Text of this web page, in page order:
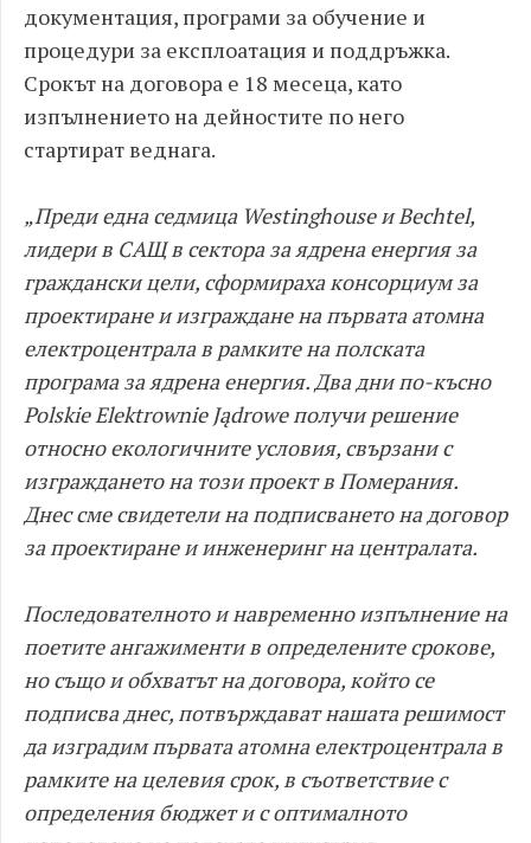
документация, програми за обучение и
процедури за експлоатация и поддръжка.
Срокът на договора е 18 месеца, като
изпълнението на дейностите по него
стартират веднага.
„Преди една седмица Westinghouse и Bechtel,
лидери в САЩ в сектора за ядрена енергия за
граждански цели, сформираха консорциум за
проектиране и изграждане на първата атомна
електроцентрала в рамките на полската
програма за ядрена енергия. Два дни по-късно
Polskie Elektrownie Jądrowe получи решение
относно екологичните условия, свързани с
изграждането на този проект в Померания.
Днес сме свидетели на подписването на договор
за проектиране и инженеринг на централата.
Последователното и навременно изпълнение на
поетите ангажименти в определените срокове,
но също и обхватът на договора, който се
подписва днес, потвърждават нашата решимост
да изградим първата атомна електроцентрала в
рамките на целевия срок, в съответствие с
определения бюджет и с оптималното